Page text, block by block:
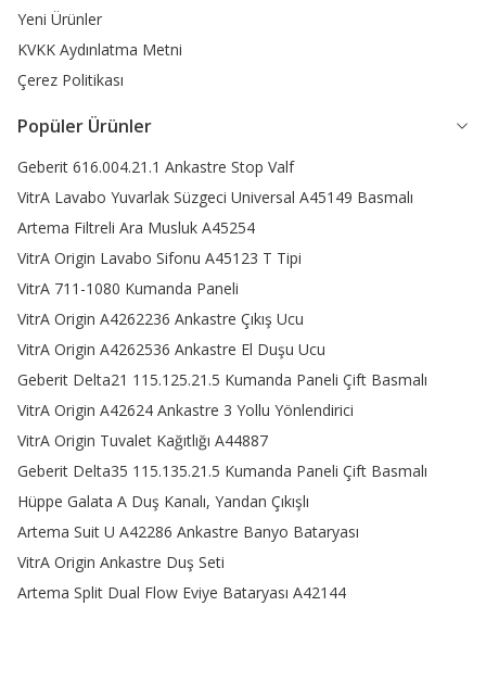
Yeni Ürünler
KVKK Aydınlatma Metni
Çerez Politikası
Popüler Ürünler
Geberit 616.004.21.1 Ankastre Stop Valf
VitrA Lavabo Yuvarlak Süzgeci Universal A45149 Basmalı
Artema Filtreli Ara Musluk A45254
VitrA Origin Lavabo Sifonu A45123 T Tipi
VitrA 711-1080 Kumanda Paneli
VitrA Origin A4262236 Ankastre Çıkış Ucu
VitrA Origin A4262536 Ankastre El Duşu Ucu
Geberit Delta21 115.125.21.5 Kumanda Paneli Çift Basmalı
VitrA Origin A42624 Ankastre 3 Yollu Yönlendirici
VitrA Origin Tuvalet Kağıtlığı A44887
Geberit Delta35 115.135.21.5 Kumanda Paneli Çift Basmalı
Hüppe Galata A Duş Kanalı, Yandan Çıkışlı
Artema Suit U A42286 Ankastre Banyo Bataryası
VitrA Origin Ankastre Duş Seti
Artema Split Dual Flow Eviye Bataryası A42144